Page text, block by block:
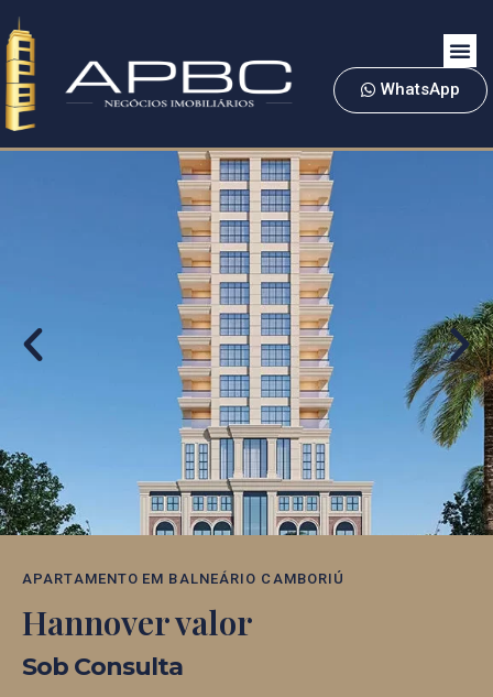
WhatsApp
APARTAMENTO EM BALNEÁRIO CAMBORIÚ
Hannover valor
Sob Consulta